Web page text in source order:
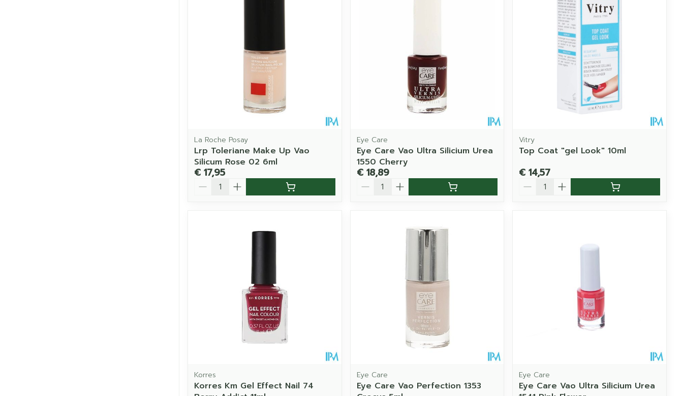
La Roche Posay
Lrp Toleriane Make Up Vao
Silicum Rose 02 6ml
€ 17,95
Aantal
Eye Care
Eye Care Vao Ultra Silicium Urea
1550 Cherry
€ 18,89
Aantal
Vitry
Top Coat "gel Look" 10ml
€ 14,57
Aantal
Korres
Korres Km Gel Effect Nail 74
Eye Care
Eye Care Vao Perfection 1353
Eye Care
Eye Care Vao Ultra Silicium Urea